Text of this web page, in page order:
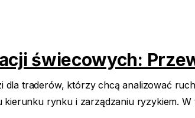
świecowych:
dla traderów, którzy chcą analizować
rynku i zarządzaniu ryzykiem. W